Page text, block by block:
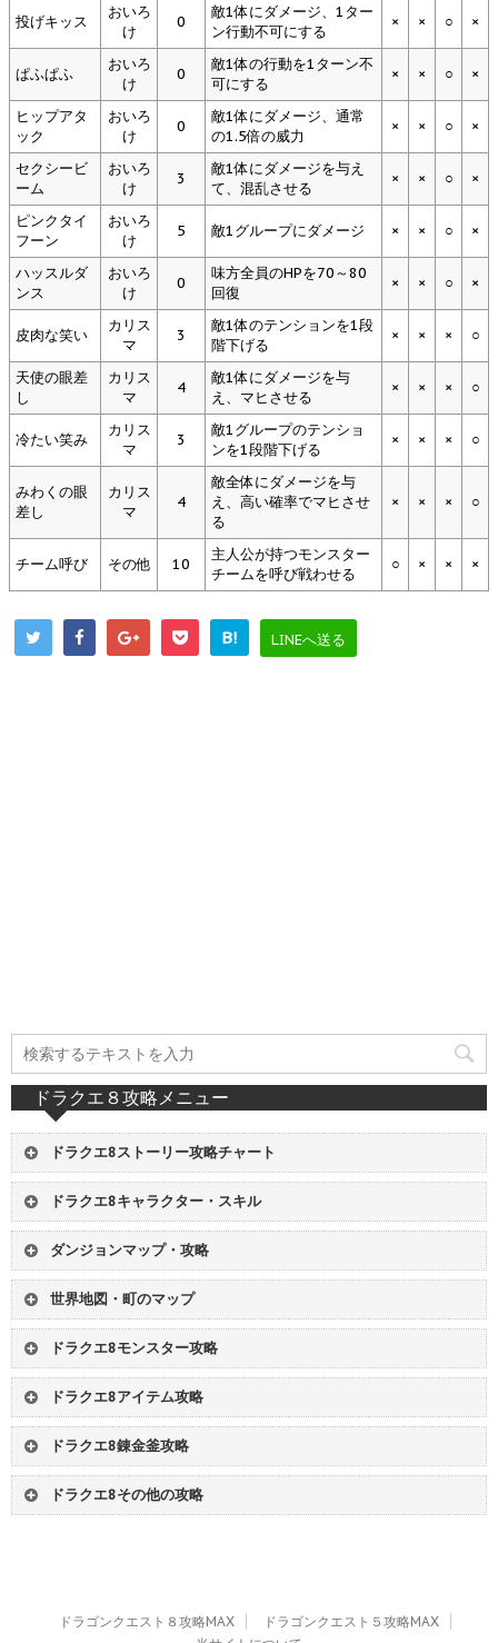
投げキッス
おいろ
け
0
敵1体にダメージ、1ター
ン行動不可にする
× × ○ ×
ぱふぱふ
おいろ
け
0
敵1体の行動を1ターン不
可にする
× × ○ ×
ヒップアタ
ック
おいろ
け
0
敵1体にダメージ、通常
の1.5倍の威力
× × ○ ×
セクシービ
ーム
おいろ
け
3
敵1体にダメージを与え
て、混乱させる
× × ○ ×
ピンクタイ
フーン
おいろ
け
5 敵1グループにダメージ × × ○ ×
ハッスルダ
ンス
おいろ
け
0
味方全員のHPを70～80
回復
× × ○ ×
皮肉な笑い
カリス
マ
3
敵1体のテンションを1段
階下げる
× × × ○
天使の眼差
し
カリス
マ
4
敵1体にダメージを与
え、マヒさせる
× × × ○
冷たい笑み
カリス
マ
3
敵1グループのテンショ
ンを1段階下げる
× × × ○
みわくの眼
差し
カリス
マ
4
敵全体にダメージを与
え、高い確率でマヒさせ
る
× × × ○
チーム呼び その他 10
主人公が持つモンスター
チームを呼び戦わせる
○ × × ×
B! LINEへ送る
ドラクエ８攻略メニュー
ドラクエ8ストーリー攻略チャート
チャート01
オープニング - ポルトリンク
チャート02
定期船 - 旧修道院跡地
チャート03
川沿いの教会 - 願いの丘
チャート04
パルミド - ミーティア奪還
チャート05
荒野の山小屋 - 魔法船入手
チャート06
メダル王女の城 - 不思議な泉
チャート07
サザンビーク - ドルマゲス戦
チャート08
リブルアーチ - カジノ復活
チャート09
雪山地方 - 海賊の洞窟
チャート10
レティシア - 神鳥の巣
チャート11
三角谷 - エンディング
ドラクエ8キャラクター・スキル
1 主人公 2
ヤンガス
3
ゼシカ
5
呪文･特技一覧 6 スキル振り例
ダンジョンマップ・攻略
滝の洞窟
リーザス像の塔
旧修道院跡地
剣士像の洞窟
トロデーン城
モグラのアジト
竜骨の迷宮
薬草園の洞窟
海賊の洞窟
神鳥の巣(光)
法皇の館
トロルの迷宮
世界地図・町のマップ
世界地図
トラペッタ
リーザス村
定期船
船着場
マイエラ修道院
ベルガラック
サザンビーク
リブルアーチ
サヴェッラ大聖堂
レティシア
ドラクエ8モンスター攻略
モ モンスターリスト ボ
ボス攻略1
ボ
ボス攻略2
ロ
スカウトモンスター ロ バトルロード攻略
ドラクエ8アイテム攻略
武 武器リスト 武
武器入手方法
防
防具リスト
装
装飾品リスト 装
装飾品入手方法
道
道具リスト
ドラクエ8錬金釜攻略
錬 武器レシピ 錬
防具レシピ
錬
装飾品レシピ
ドラクエ8その他の攻略
メ 小さなメダル攻略 カ
カジノ景品
ドラゴンクエスト８攻略MAX
ドラゴンクエスト５攻略MAX